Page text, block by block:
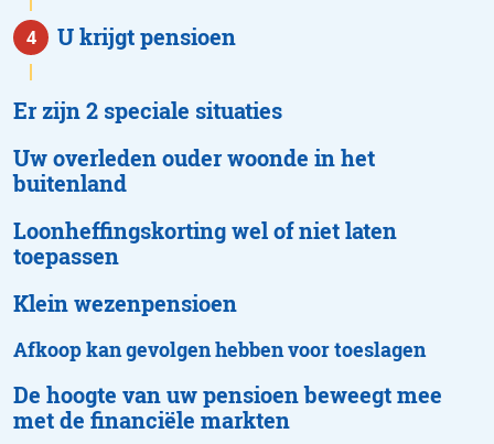
Er zijn 2 speciale situaties
Uw overleden ouder woonde in het
buitenland
Loonheffingskorting wel of niet laten
toepassen
Klein wezenpensioen
Afkoop kan gevolgen hebben voor toeslagen
De hoogte van uw pensioen beweegt mee
met de financiële markten